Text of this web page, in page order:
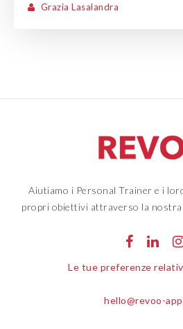
Grazia Lasalandra
Aiutiamo i Personal Trainer e i
propri obiettivi attraverso la
Le tue preferenze
hello@revoo-